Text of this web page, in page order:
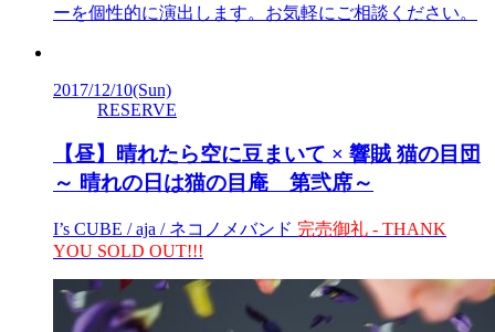
ーを個性的に演出します。お気軽にご相談ください。
2017/12/10(Sun)
RESERVE
【昼】晴れたら空に豆まいて × 響賊 猫の目団
～ 晴れの日は猫の目庵 第弐席～
I’s CUBE / aja / ネコノメバンド 完売御礼 - THANK
YOU SOLD OUT!!!